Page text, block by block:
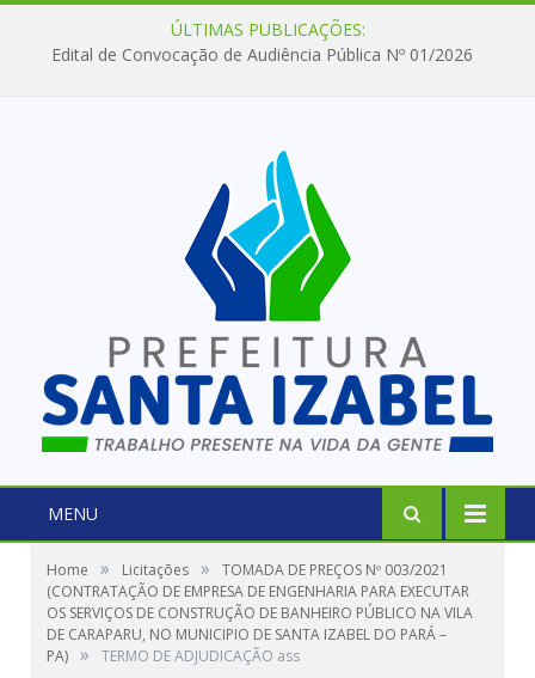
ÚLTIMAS PUBLICAÇÕES:
Edital de Convocação de Audiência Pública Nº 01/2026
MENU
Home » Licitações »
TOMADA DE PREÇOS Nº 003/2021
(CONTRATAÇÃO DE EMPRESA DE ENGENHARIA PARA EXECUTAR
OS SERVIÇOS DE CONSTRUÇÃO DE BANHEIRO PÚBLICO NA VILA
DE CARAPARU, NO MUNICIPIO DE SANTA IZABEL DO PARÁ –
PA) » TERMO DE ADJUDICAÇÃO ass